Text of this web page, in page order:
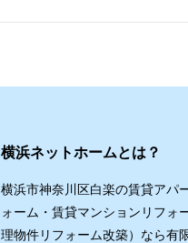
横浜ネットホームとは？
横浜市神奈川区白楽の賃貸アパ
ォーム・賃貸マンションリフォ
理物件リフォーム改築）なら有